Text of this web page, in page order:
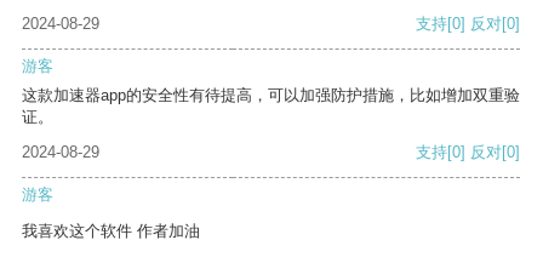
2024-08-29
支持[0] 反对[0]
游客
这款加速器app的安全性有待提高，可以加强防护措施，比如增加双重验
证。
2024-08-29
支持[0] 反对[0]
游客
我喜欢这个软件 作者加油